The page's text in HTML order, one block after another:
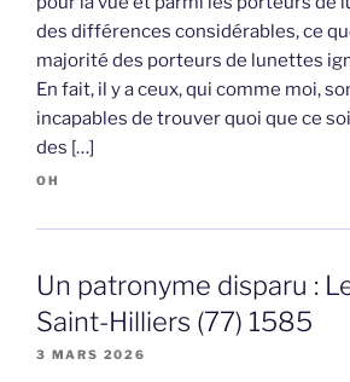
des différences considérables, ce
majorité des porteurs de lunettes
En fait, il y a ceux, qui comme moi,
incapables de trouver quoi que ce
des […]
OH
Un patronyme disparu :
Saint-Hilliers (77) 1585
3 MARS 2026